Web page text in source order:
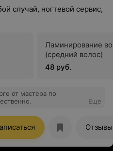
случай, ногтевой сервис,
Ламинирование
(средний волос)
48 руб.
от мастера по
Еще
Отзывы